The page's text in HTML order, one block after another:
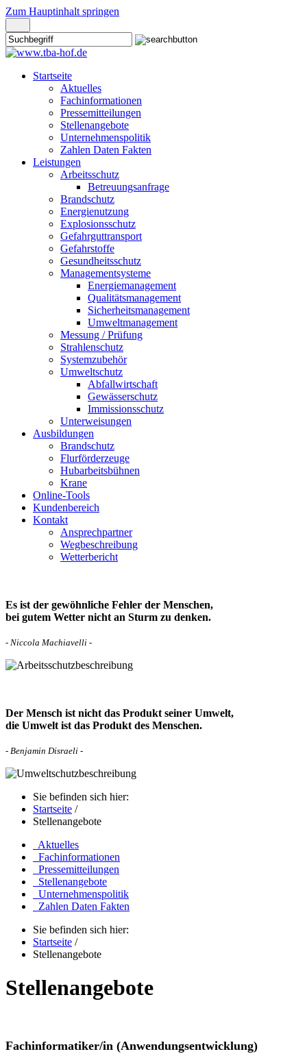
Zum Hauptinhalt springen
Startseite
Aktuelles
Fachinformationen
Pressemitteilungen
Stellenangebote
Unternehmenspolitik
Zahlen Daten Fakten
Leistungen
Arbeitsschutz
Betreuungsanfrage
Brandschutz
Energienutzung
Explosionsschutz
Gefahrguttransport
Gefahrstoffe
Gesundheitsschutz
Managementsysteme
Energiemanagement
Qualitätsmanagement
Sicherheitsmanagement
Umweltmanagement
Messung / Prüfung
Strahlenschutz
Systemzubehör
Umweltschutz
Abfallwirtschaft
Gewässerschutz
Immissionsschutz
Unterweisungen
Ausbildungen
Brandschutz
Flurförderzeuge
Hubarbeitsbühnen
Krane
Online-Tools
Kundenbereich
Kontakt
Ansprechpartner
Wegbeschreibung
Wetterbericht
Es ist der gewöhnliche Fehler der Menschen,
bei gutem Wetter nicht an Sturm zu denken.
- Niccola Machiavelli -
Der Mensch ist nicht das Produkt seiner Umwelt,
die Umwelt ist das Produkt des Menschen.
- Benjamin Disraeli -
Sie befinden sich hier:
Startseite /
Stellenangebote
Aktuelles
Fachinformationen
Pressemitteilungen
Stellenangebote
Unternehmenspolitik
Zahlen Daten Fakten
Sie befinden sich hier:
Startseite /
Stellenangebote
Stellenangebote
Fachinformatiker/in (Anwendungsentwicklung)